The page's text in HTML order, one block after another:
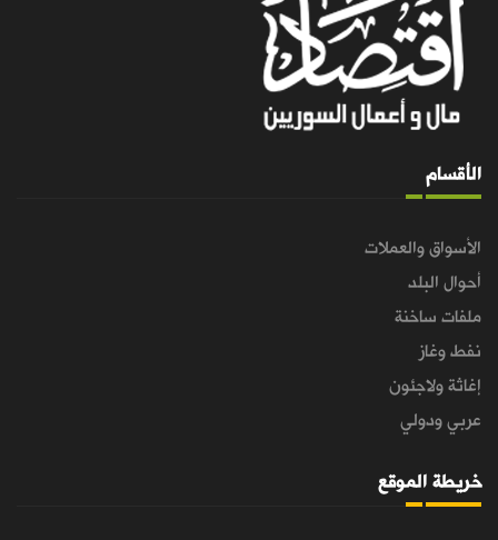
الأقسام
الأسواق والعملات
أحوال البلد
ملفات ساخنة
نفط وغاز
إغاثة ولاجئون
عربي ودولي
خريطة الموقع